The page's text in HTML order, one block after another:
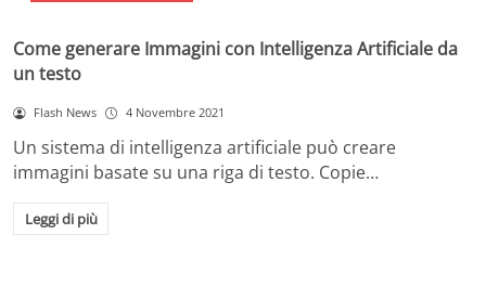
Come generare Immagini con Intelligenza Artificiale da
un testo
Flash News 4 Novembre 2021
Un sistema di intelligenza artificiale può creare
immagini basate su una riga di testo. Copie…
Leggi di più